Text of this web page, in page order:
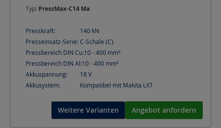
Typ: PressMax-C14 Ma
Presskraft: 140 kN
Presseinsatz-Serie: C-Schale (C)
Pressbereich DIN Cu:10 - 400 mm²
Pressbereich DIN Al:10 - 400 mm²
Akkuspannung:
18V
Akkusystem:
Kompatibel mit Makita LXT
Weitere Varianten Angebot anfordern